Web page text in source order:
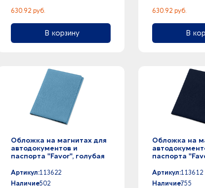
630.92 руб.
В корзину
630.92 руб.
В
Обложка на магнитах для
автодокументов и
паспорта "Favor", голубая
Артикул:113622
Наличие:502
Обложка на
паспорта
Артикул:113612
Наличие:755